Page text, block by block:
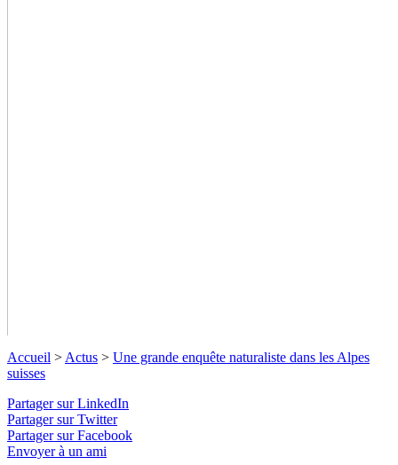
Accueil > Actus > Une grande enquête naturaliste dans les Alpes
suisses
Partager sur LinkedIn
Partager sur Twitter
Partager sur Facebook
Envoyer à un ami